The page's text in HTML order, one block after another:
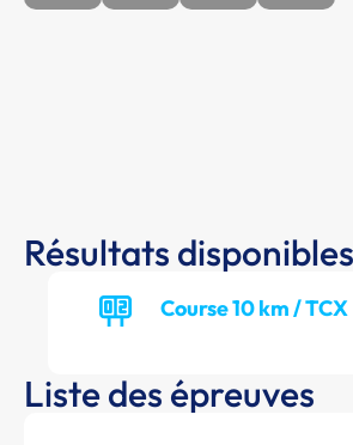
Résultats disponibles
Course 10 km / TCX
Liste des épreuves